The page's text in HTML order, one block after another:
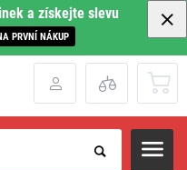
a získejte slevu
PRVNÍ NÁKUP